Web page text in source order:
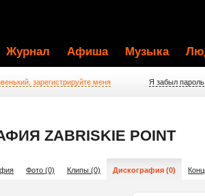
Журнал Афиша Музыка
зарегистрируйте меня Я забыл пароль
ZABRISKIE POINT
Фото (0) Клипы (0) Дискография (0)